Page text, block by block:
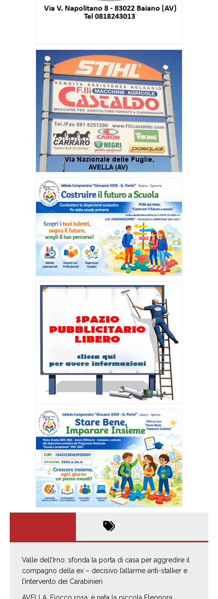
Valle dell’Irno: sfonda la porta di casa per aggredire il
compagno della ex – decisivo l’allarme anti-stalker e
l’intervento dei Carabinieri